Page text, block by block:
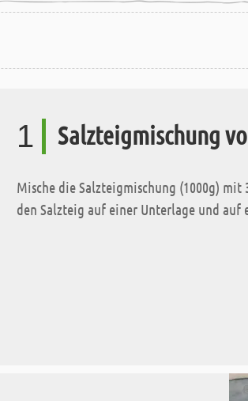
1 Salzteigmischung
Mische die Salzteigmischung (1000g) mit
den Salzteig auf einer Unterlage und auf